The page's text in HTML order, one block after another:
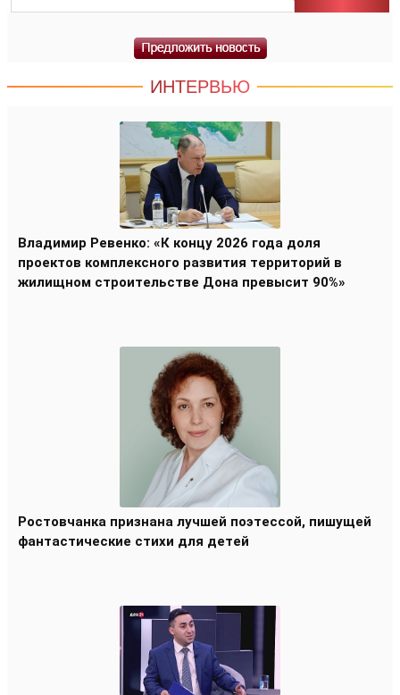
ИНТЕРВЬЮ
Владимир Ревенко: «К концу 2026 года доля
проектов комплексного развития территорий в
жилищном строительстве Дона превысит 90%»
Ростовчанка признана лучшей поэтессой, пишущей
фантастические стихи для детей